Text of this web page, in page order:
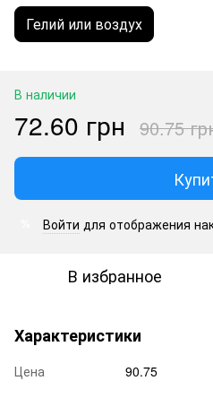
Гелий или воздух
В наличии
72.60 грн 90.75
Войти для отображения
В избранное
Характеристики
Цена 90.75